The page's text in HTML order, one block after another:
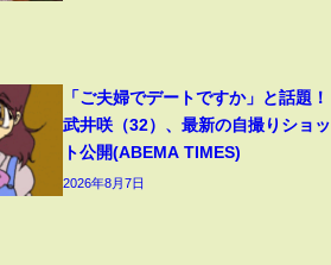
「ご夫婦でデートですか」と話題！
武井咲（32）、最新の自撮りショッ
ト公開(ABEMA TIMES)
2026年8月7日